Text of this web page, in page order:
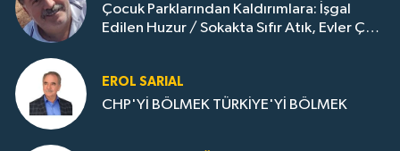
Çocuk Parklarından Kaldırımlara: İşgal
Edilen Huzur / Sokakta Sıfır Atık, Evler Çöp
EROL SARIAL
CHP'Yİ BÖLMEK TÜRKİYE'Yİ BÖLMEK